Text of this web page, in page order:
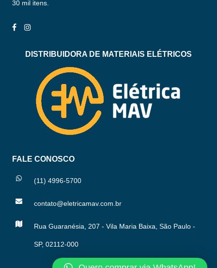
30 mil itens.
DISTRIBUIDORA DE MATERIAIS ELÉTRICOS
FALE CONOSCO
(11) 4996-5700
contato@eletricamav.com.br
Rua Guaranésia, 207 - Vila Maria Baixa, São Paulo -
SP, 02112-000